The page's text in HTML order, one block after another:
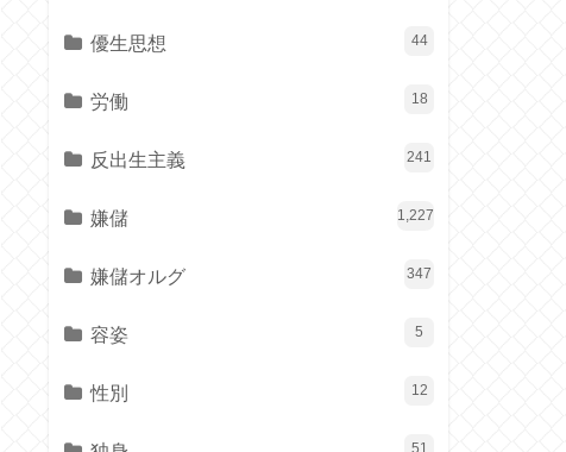
優生思想 44
労働 18
反出生主義 241
嫌儲 1,227
嫌儲オルグ 347
容姿 5
性別 12
51